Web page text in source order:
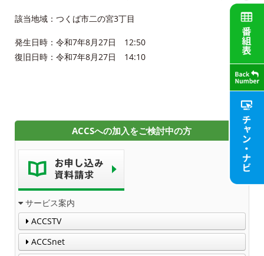
該当地域：つくば市二の宮3丁目
発生日時：令和7年8月27日 12:50
復旧日時：令和7年8月27日 14:10
ACCSへの加入をご検討中の方
サービス案内
ACCSTV
ACCSnet
ごあいさつ
沿革
ＡＣＣＳ番組基準
個人情報保護方針
人材募集
アクセス